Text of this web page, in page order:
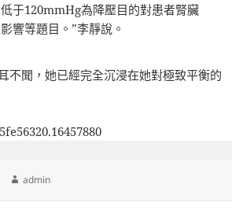
于120mmHg為降壓目的對患者腎臟
響等題目。”李靜說。
不聞，她已經完全沉浸在她對極致平衡的
作
admin